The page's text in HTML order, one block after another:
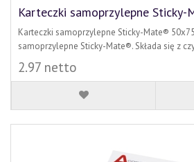
Karteczki samoprzylepne
Karteczki samoprzylepne Sticky-Mate®
samoprzylepne Sticky-Mate®. Składa się z
2.97 netto